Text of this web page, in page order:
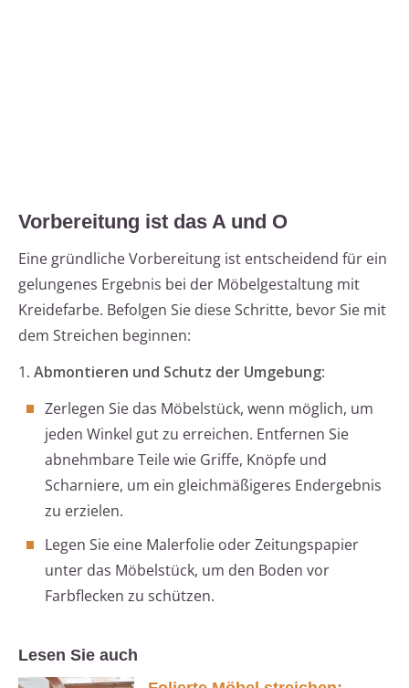
Vorbereitung ist das A und O
Eine gründliche Vorbereitung ist entscheidend für ein
gelungenes Ergebnis bei der Möbelgestaltung mit
Kreidefarbe. Befolgen Sie diese Schritte, bevor Sie mit
dem Streichen beginnen:
1. Abmontieren und Schutz der Umgebung:
Zerlegen Sie das Möbelstück, wenn möglich, um
jeden Winkel gut zu erreichen. Entfernen Sie
abnehmbare Teile wie Griffe, Knöpfe und
Scharniere, um ein gleichmäßigeres Endergebnis
zu erzielen.
Legen Sie eine Malerfolie oder Zeitungspapier
unter das Möbelstück, um den Boden vor
Farbflecken zu schützen.
Lesen Sie auch